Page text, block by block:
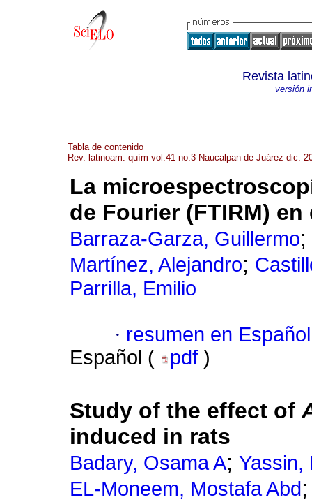
Revista
versión
Tabla de contenido
Rev. latinoam. quím vol.41 no.3 Naucalpan de Juárez dic.
La
de Fourier (FTIRM)
Barraza-Garza, Guillermo;
Martínez, Alejandro;
Parrilla, Emilio
· resumen en Español
Español (
pdf )
Study of the effect of
induced in rats
Badary, Osama A; Yassin,
EL-Moneem, Mostafa Abd